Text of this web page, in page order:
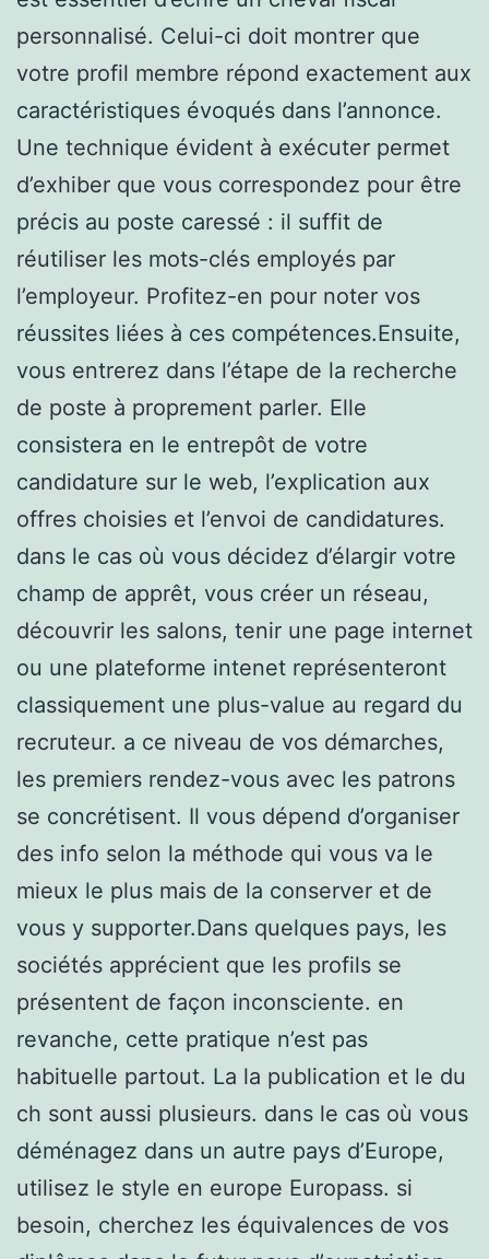
personnalisé. Celui-ci doit montrer que
votre profil membre répond exactement aux
caractéristiques évoqués dans l’annonce.
Une technique évident à exécuter permet
d’exhiber que vous correspondez pour être
précis au poste caressé : il suffit de
réutiliser les mots-clés employés par
l’employeur. Profitez-en pour noter vos
réussites liées à ces compétences.Ensuite,
vous entrerez dans l’étape de la recherche
de poste à proprement parler. Elle
consistera en le entrepôt de votre
candidature sur le web, l’explication aux
offres choisies et l’envoi de candidatures.
dans le cas où vous décidez d’élargir votre
champ de apprêt, vous créer un réseau,
découvrir les salons, tenir une page internet
ou une plateforme intenet représenteront
classiquement une plus-value au regard du
recruteur. a ce niveau de vos démarches,
les premiers rendez-vous avec les patrons
se concrétisent. Il vous dépend d’organiser
des info selon la méthode qui vous va le
mieux le plus mais de la conserver et de
vous y supporter.Dans quelques pays, les
sociétés apprécient que les profils se
présentent de façon inconsciente. en
revanche, cette pratique n’est pas
habituelle partout. La la publication et le du
ch sont aussi plusieurs. dans le cas où vous
déménagez dans un autre pays d’Europe,
utilisez le style en europe Europass. si
besoin, cherchez les équivalences de vos